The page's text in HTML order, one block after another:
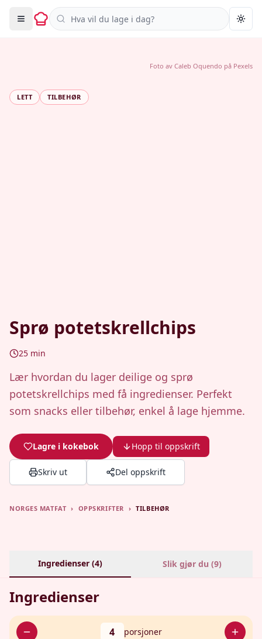
Søk i oppskrifter
LETT TILBEHØR
Sprø potetskrellchips
25 min
Lær hvordan du lager deilige og sprø
potetskrellchips med få ingredienser. Perfekt
som snacks eller tilbehør, enkel å lage hjemme.
Lagre i kokebok Hopp til oppskrift
Skriv ut Del oppskrift
Foto av Caleb Oquendo på Pexels
NORGES MATFAT › OPPSKRIFTER › TILBEHØR
Ingredienser (4) Slik gjør du (9)
Ingredienser
4 porsjoner